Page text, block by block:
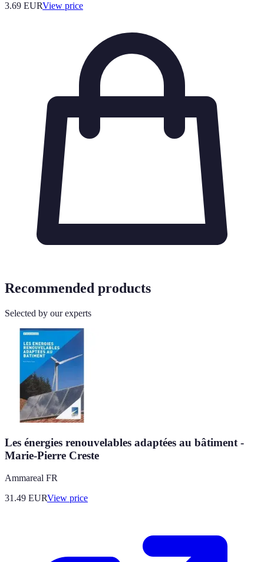
3.69 EURView price
Recommended products
Selected by our experts
Les énergies renouvelables adaptées au bâtiment -
Marie-Pierre Creste
Ammareal FR
31.49 EURView price